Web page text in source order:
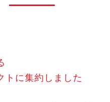
トに集約しました